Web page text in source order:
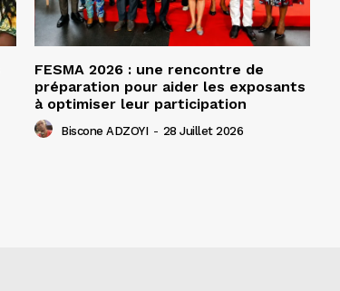
FESMA 2026 : une rencontre de
préparation pour aider les exposants
à optimiser leur participation
Biscone ADZOYI - 28 Juillet 2026